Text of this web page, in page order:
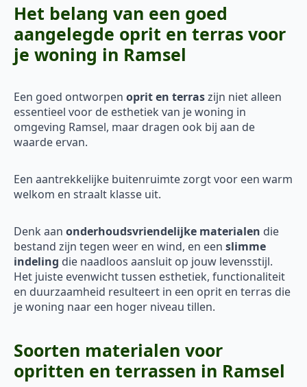
Het belang van een goed
aangelegde oprit en terras voor
je woning in Ramsel
Een goed ontworpen oprit en terraszijn niet alleen
essentieel voor de esthetiek van je woning in
omgeving Ramsel, maar dragen ook bij aan de
waarde ervan.
Een aantrekkelijke buitenruimte zorgt voor een warm
welkom en straalt klasse uit.
Denk aan onderhoudsvriendelijke materialen die
bestand zijn tegen weer en wind, en een slimme
indeling die naadloos aansluit op jouw levensstijl.
Het juiste evenwicht tussen esthetiek, functionaliteit
en duurzaamheid resulteert in een oprit en terras die
je woning naar een hoger niveau tillen.
Soorten materialen voor
opritten en terrassen in Ramsel